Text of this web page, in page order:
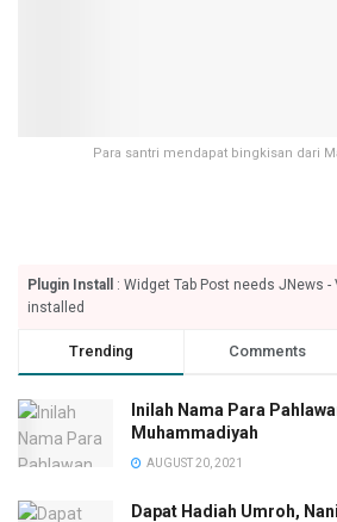
Para santri mendapat bingkisan dari
Plugin Install
: Widget Tab Post needs JNews
installed
Trending Comments
Inilah Nama Para
Muhammadiyah
AUGUST 20, 2021
Dapat Hadiah Umroh,